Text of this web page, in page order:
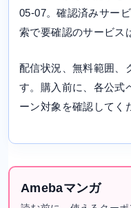
05-07。確認済みサー
索で要確認のサービス
配信状況、無料範囲、
す。購入前に、各公式
ーン対象を確認してく
Amebaマンガ